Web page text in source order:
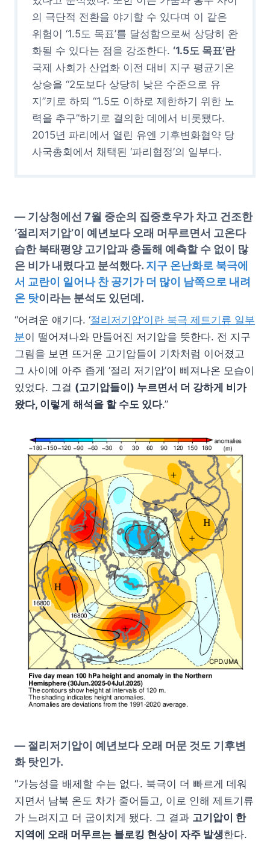
의 극단적 전환을 야기할 수 있다며 이 같은
위험이 ‘1.5도 목표’를 달성함으로써 상당히 완
화될 수 있다는 점을 강조한다. ‘1.5도 목표’란
국제 사회가 산업화 이전 대비 지구 평균기온
상승을 “2도보다 상당히 낮은 수준으로 유
지”키로 하되 “1.5도 이하로 제한하기 위한 노
력을 추구”하기로 결의한 데에서 비롯됐다.
2015년 파리에서 열린 유엔 기후변화협약 당
사국총회에서 채택된 ‘파리협정’의 일부다.
— 기상청에선 7월 중순의 집중호우가 차고 건조한
‘절리저기압’이 예년보다 오래 머무르면서 고온다
습한 북태평양 고기압과 충돌해 예측할 수 없이 많
은 비가 내렸다고 분석했다. 지구 온난화로 북극에
서 교란이 일어나 찬 공기가 더 많이 남쪽으로 내려
온 탓이라는 분석도 있던데.
“어려운 얘기다. ‘절리저기압’이란 북극 제트기류 일부
분이 떨어져나와 만들어진 저기압을 뜻한다. 전 지구
그림을 보면 뜨거운 고기압들이 기차처럼 이어졌고
그 사이에 아주 좁게 ‘절리 저기압’이 삐져나온 모습이
있었다. 그걸 (고기압들이) 누르면서 더 강하게 비가
왔다, 이렇게 해석을 할 수도 있다.”
— 절리저기압이 예년보다 오래 머문 것도 기후변
화 탓인가.
“가능성을 배제할 수는 없다. 북극이 더 빠르게 데워
지면서 남북 온도 차가 줄어들고, 이로 인해 제트기류
가 느려지고 더 굽이치게 됐다. 그 결과 고기압이 한
지역에 오래 머무르는 블로킹 현상이 자주 발생한다.